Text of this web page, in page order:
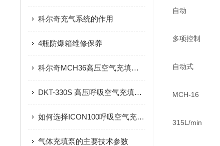
科尔奇充气系统的作用
4瓶防爆箱维修保养
科尔奇MCH36高压空气充填泵正确使用细则
DKT-330S 高压呼吸空气充填泵产品信息
如何选择ICON100呼吸空气充填泵？汽油机与电机驱动的适用场景
气体充填泵的主要技术参数
自动
多项控制
自动式
MCH-16
315L/min